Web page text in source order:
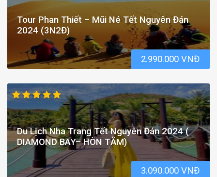
Tour Phan Thiết – Mũi Né Tết Nguyên Đán
2024 (3N2Đ)
2.990.000 VNĐ
Du Lịch Nha Trang Tết Nguyên Đán 2024 (
DIAMOND BAY– HÒN TẰM)
3.090.000 VNĐ